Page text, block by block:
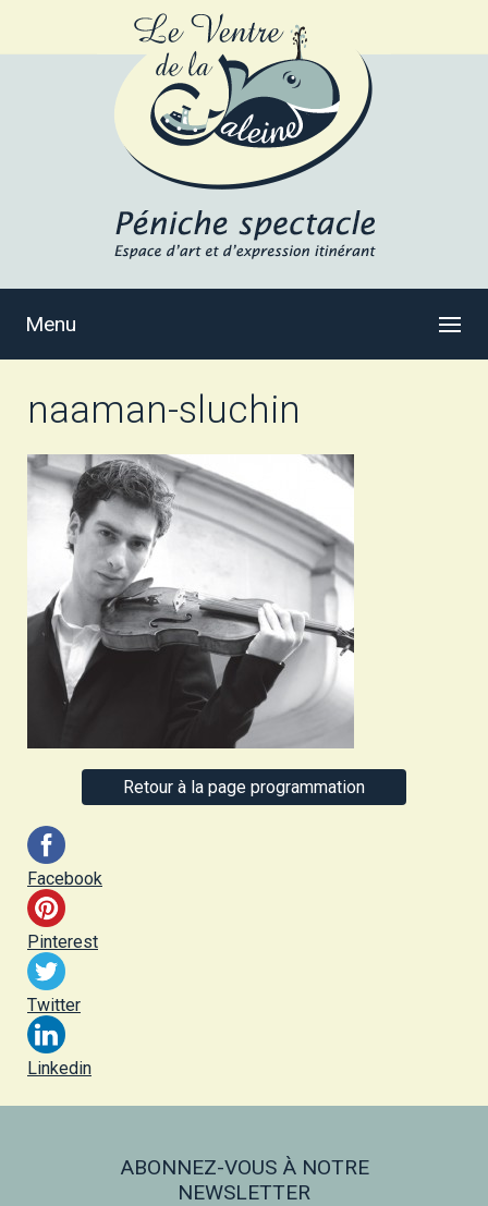
Menu
naaman-sluchin
Retour à la page programmation
Facebook
Pinterest
Twitter
Linkedin
ABONNEZ-VOUS À NOTRE
NEWSLETTER